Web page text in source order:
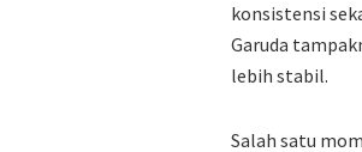
konsistensi
Garuda
lebih stabil.
Salah satu